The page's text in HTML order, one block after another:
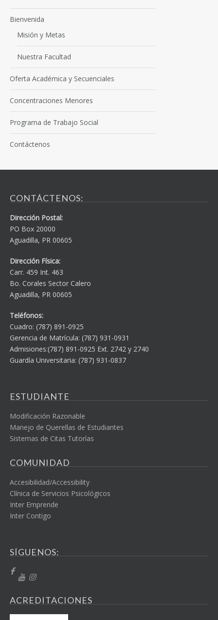
Bienvenida
Misión y Metas
Nuestra Facultad
Oferta Académica y Secuenciales
Concentraciones Menores
Programa de Trabajo Social
Contáctenos
CONTÁCTENOS:
Dirección Postal:
PO Box 20000
Aguadilla, PR 00605
Dirección Física:
Carr. 459 Int. 463
Bo. Corales Sector Calero
Aguadilla, PR 00605
Teléfonos:
Cuadro: (787) 891-0925
Gerencia de Matrícula: (787) 931-0931
Admisiones:(787) 891-0925 Ext. 2742 y 2740
Guardía Universitaria: (787) 931-0837
ESTUDIANTE
Modificación Razonable
Manejo de Querellas de Estudiantes
Sistemas de Citas Tutorías
COMUNIDAD
Accesibilidad/Accessibility
Clínica de Servicios Psicológicos
Inter Emprende
Inter Contigo
SÍGUENOS:
ACREDITACIONES